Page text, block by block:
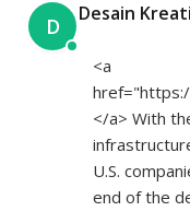
D Desain
<a
href="
</a> With
U.S.
end of the